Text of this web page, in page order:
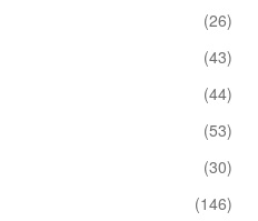
(26)
(43)
(44)
(53)
(30)
(146)